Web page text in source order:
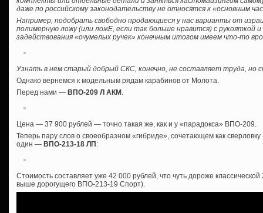
даже по российскому законодательству не относятся к «основным
Например, подобрать свободно продающиеся у нас варианты от
полимерную ложу (или ложЕ, если так больше нравится) с рукояткой
задействования «очумелых ручек» конечным итогом имеем что-то
Узнать в нем старый добрый СКС, конечно, не составляет труда, но
Однако вернемся к модельным рядам карабинов от Молота.
Перед нами — ВПО-209 Л АКМ .
Цена — 37 900 рублей — точно такая же, как и у «парадокса» ВПО-209.
Теперь пару слов о своеобразном «гибриде», сочетающем как
один — ВПО-213-18 ЛП :
Стоимость составляет уже 42 000 рублей, что чуть дороже
выше дорогущего ВПО-213-19 Спорт).